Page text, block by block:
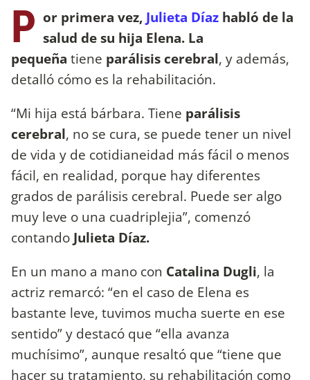
P or primera vez, Julieta Díaz habló de la
salud de su hija Elena. La
pequeña tiene parálisis cerebral, y además,
detalló cómo es la rehabilitación.
“Mi hija está bárbara. Tiene parálisis
cerebral, no se cura, se puede tener un nivel
de vida y de cotidianeidad más fácil o menos
fácil, en realidad, porque hay diferentes
grados de parálisis cerebral. Puede ser algo
muy leve o una cuadriplejia”, comenzó
contando Julieta Díaz.
En un mano a mano con Catalina Dugli, la
actriz remarcó: “en el caso de Elena es
bastante leve, tuvimos mucha suerte en ese
sentido” y destacó que “ella avanza
muchísimo”, aunque resaltó que “tiene que
hacer su tratamiento, su rehabilitación como